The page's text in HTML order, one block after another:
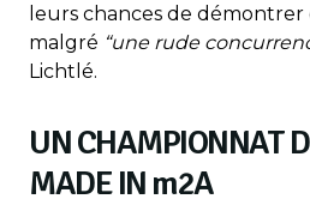
leurs chances de
malgré “une rude
Lichtlé.
UN CHAMPIONNAT
MADE IN m2A